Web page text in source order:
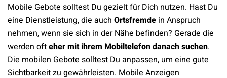
Mobile Gebote solltest Du gezielt für Dich nutzen. Hast Du
eine Dienstleistung, die auch Ortsfremde in Anspruch
nehmen, wenn sie sich in der Nähe befinden? Gerade die
werden ofteher mit ihrem Mobiltelefon danach suchen.
Die mobilen Gebote solltest Du anpassen, um eine gute
Sichtbarkeit zu gewährleisten. Mobile Anzeigen